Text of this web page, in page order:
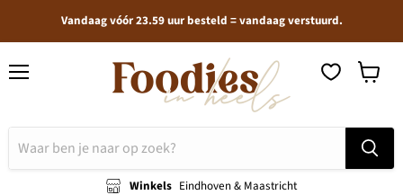
Vandaag vóór 23.59 uur besteld = vandaag verstuurd.
Winkels Eindhoven & Maastricht